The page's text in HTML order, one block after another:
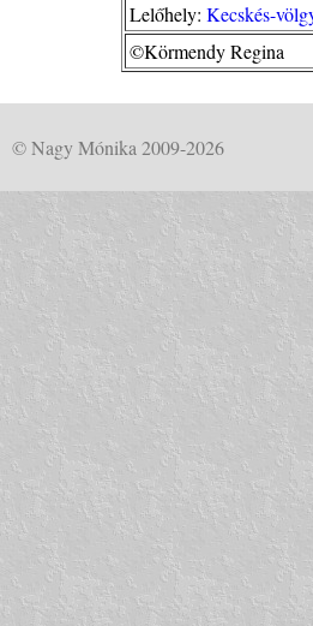
Lelőhely: Kecskés-
©Körmendy Regina
© Nagy Mónika 2009-2026